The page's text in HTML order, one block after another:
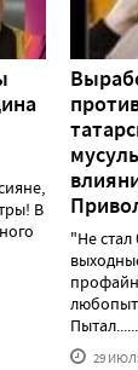
В
"Не стал
Пытал......
29